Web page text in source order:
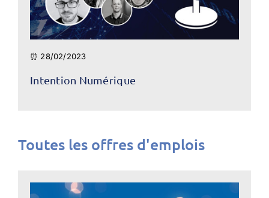
⏰ 28/02/2023
Intention Numérique
Toutes les offres d'emplois